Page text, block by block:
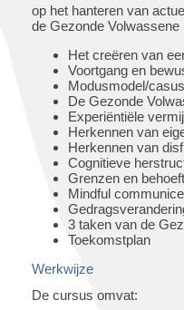
op het hanteren van
de Gezonde
Het creëren van
Voortgang en
Modusmodel/
De Gezonde
Experiëntiële
Herkennen van
Herkennen van
Cognitieve
Grenzen en
Mindful
3 taken van de
Toekomstplan
Werkwijze
De cursus omvat: